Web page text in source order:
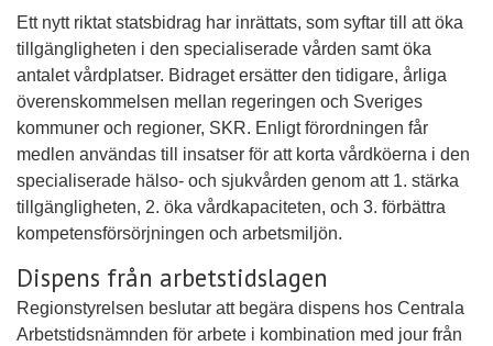
Ett nytt riktat statsbidrag har inrättats, som syftar till att öka
tillgängligheten i den specialiserade vården samt öka
antalet vårdplatser. Bidraget ersätter den tidigare, årliga
överenskommelsen mellan regeringen och Sveriges
kommuner och regioner, SKR. Enligt förordningen får
medlen användas till insatser för att korta vårdköerna i den
specialiserade hälso- och sjukvården genom att 1. stärka
tillgängligheten, 2. öka vårdkapaciteten, och 3. förbättra
kompetensförsörjningen och arbetsmiljön.
Dispens från arbetstidslagen
Regionstyrelsen beslutar att begära dispens hos Centrala
Arbetstidsnämnden för arbete i kombination med jour från